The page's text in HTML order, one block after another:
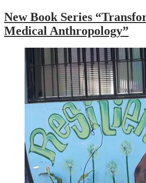
New Book Series
Medical Anthropology”